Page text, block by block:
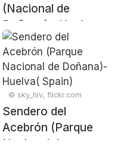
(Nacional de
Doñana) - Huelva
(Spain)
© sky_hlv, flickr.com
Sendero del
Acebrón (Parque
Nacional de